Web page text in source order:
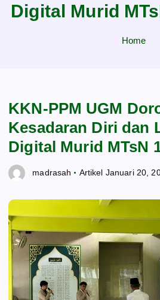
Digital Murid
Home
KKN-PPM UGM
Kesadaran Diri dan
Digital Murid MTsN
madrasah Artikel Januari 20,